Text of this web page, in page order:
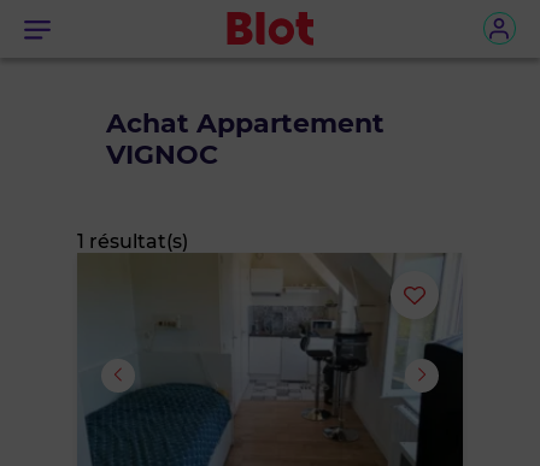
Menu
Achat Appartement
VIGNOC
1 résultat(s)
Ajouter
ou